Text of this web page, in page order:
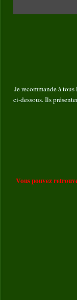
Je recommande à
ci-dessous. Ils
Vous pouvez